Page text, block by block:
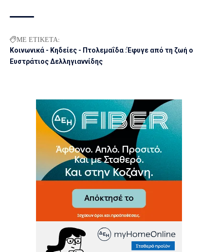
ΜΕ ΕΤΙΚΕΤΑ:
Kοινωνικά - Κηδείες - Πτολεμαΐδα :Έφυγε από τη ζωή ο
Ευστράτιος Δελληγιαννίδης